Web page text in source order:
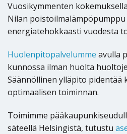
Vuosikymmenten
Nilan
energiatehokkaasti vuodesta
Huolenpitopalvelumme avulla
kunnossa ilman huolta
Säännöllinen ylläpito pidentää
optimaalisen toiminnan.
Toimimme
säteellä Helsingistä, tutustu